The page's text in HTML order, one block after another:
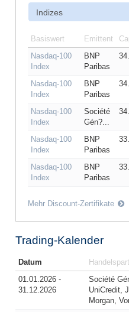
Basiswert Emittent
Nasdaq-100
Index
BNP
Paribas
Nasdaq-100
Index
BNP
Paribas
Nasdaq-100
Index
Société
Gén?...
Nasdaq-100
Index
BNP
Paribas
Nasdaq-100
Index
BNP
Paribas
Mehr Discount-Zertifikate
Trading-Kalender
Datum
01.01.2026 -
31.12.2026
Société
UniCredit,
Morgan,